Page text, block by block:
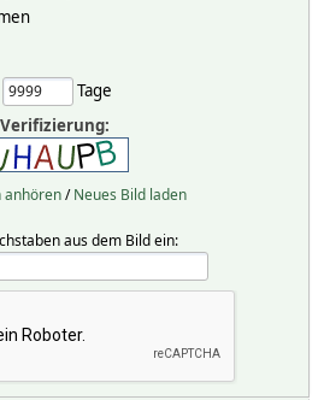
Tage
Verifizierung:
anhören/Neues Bild laden
aus dem Bild ein: